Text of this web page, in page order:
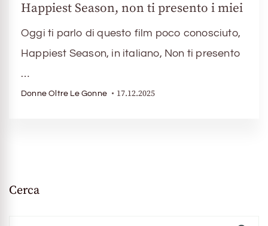
Happiest Season, non ti presento i miei
Oggi ti parlo di questo film poco conosciuto,
Happiest Season, in italiano, Non ti presento
…
Donne Oltre Le Gonne 17.12.2025
Cerca